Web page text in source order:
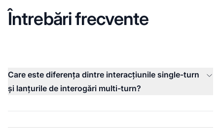
Întrebări frecvente
Care este diferența dintre interacțiunile single-turn
și lanțurile de interogări multi-turn?